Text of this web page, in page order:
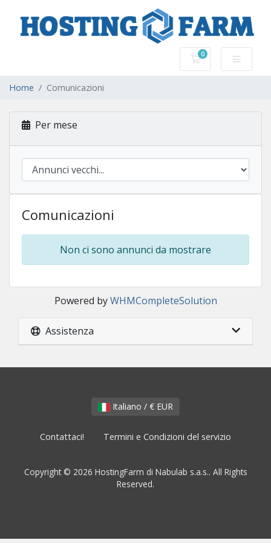
0
Carrello
Home Comunicazioni
Per mese
Comunicazioni
Non ci sono annunci da mostrare
Powered byWHMCompleteSolution
Assistenza
Italiano / € EUR
Contattaci! Termini e Condizioni del servizio
Copyright © 2026 HostingFarm di Nabulab s.a.s.. All Rights
Reserved.